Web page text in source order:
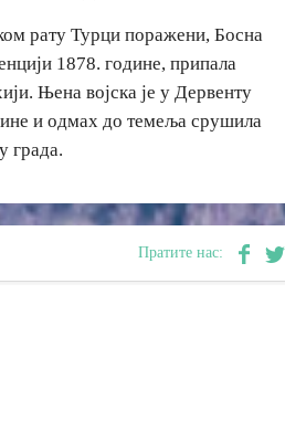
рату Турци поражени, Босна
1878. године, припала
Њена војска је у Дервенту
и одмах до темеља срушила
града.
Пратите нас: